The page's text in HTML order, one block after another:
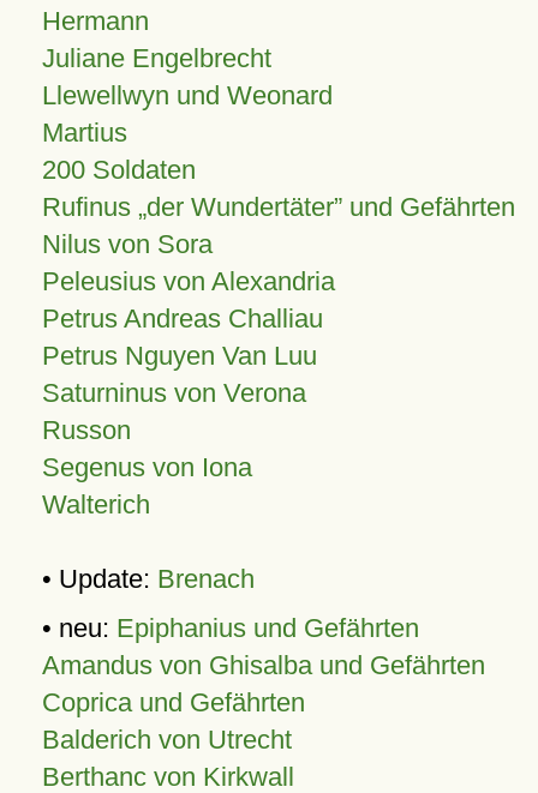
Hermann
Juliane Engelbrecht
Llewellwyn und Weonard
Martius
200 Soldaten
Rufinus „der Wundertäter” und Gefährten
Nilus von Sora
Peleusius von Alexandria
Petrus Andreas Challiau
Petrus Nguyen Van Luu
Saturninus von Verona
Russon
Segenus von Iona
Walterich
• Update: Brenach
• neu: Epiphanius und Gefährten
Amandus von Ghisalba und Gefährten
Coprica und Gefährten
Balderich von Utrecht
Berthanc von Kirkwall